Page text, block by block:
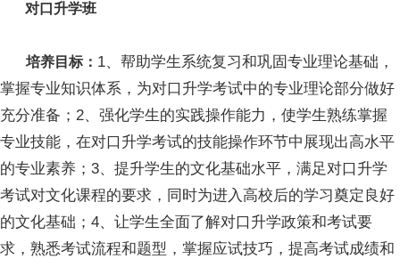
对口升学班
培养目标： 1、帮助学生系统复习和巩固专业理论基础，
掌握专业知识体系，为对口升学考试中的专业理论部分做好
充分准备；2、强化学生的实践操作能力，使学生熟练掌握
专业技能，在对口升学考试的技能操作环节中展现出高水平
的专业素养；3、提升学生的文化基础水平，满足对口升学
考试对文化课程的要求，同时为进入高校后的学习奠定良好
的文化基础；4、让学生全面了解对口升学政策和考试要
求，熟悉考试流程和题型，掌握应试技巧，提高考试成绩和